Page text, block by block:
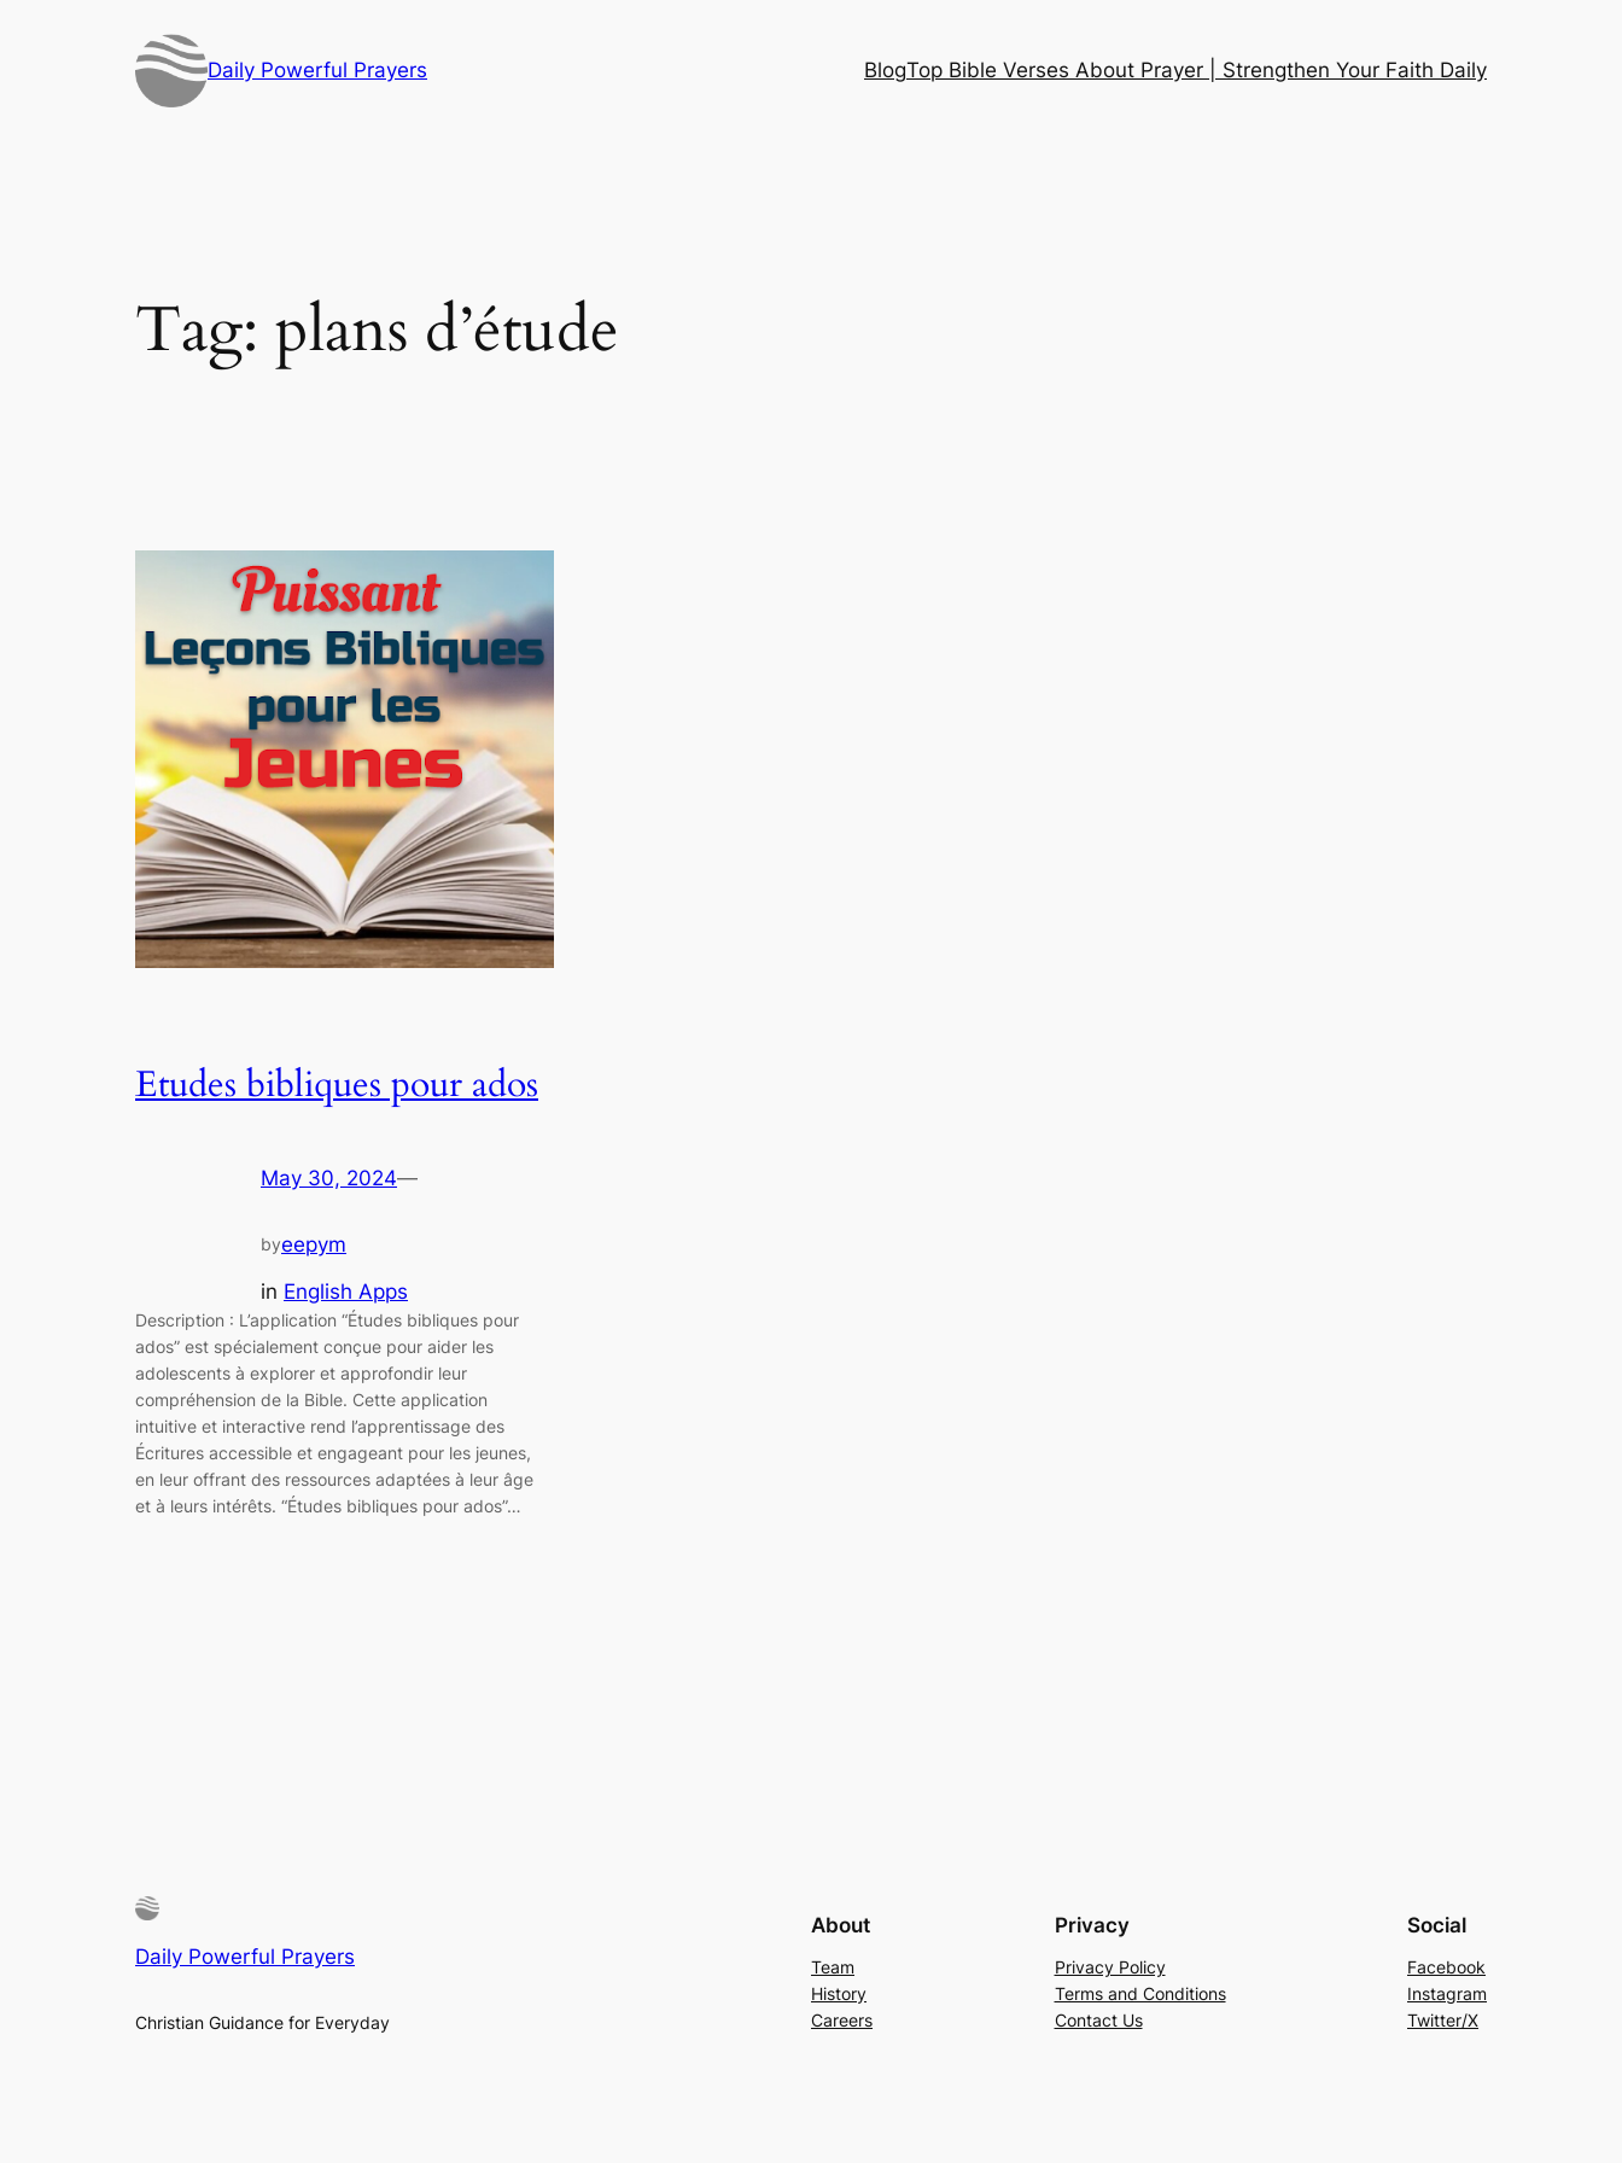
Daily Powerful Prayers BlogTop Bible Verses About Prayer | Strengthen Your Faith Daily
Tag: plans d’étude
Etudes bibliques pour ados
May 30, 2024—
byeepym
in English Apps
Description : L’application “Études bibliques pour
ados” est spécialement conçue pour aider les
adolescents à explorer et approfondir leur
compréhension de la Bible. Cette application
intuitive et interactive rend l’apprentissage des
Écritures accessible et engageant pour les jeunes,
en leur offrant des ressources adaptées à leur âge
et à leurs intérêts. “Études bibliques pour ados”…
Daily Powerful Prayers
Christian Guidance for Everyday
About
Team
History
Careers
Privacy
Privacy Policy
Terms and Conditions
Contact Us
Social
Facebook
Instagram
Twitter/X